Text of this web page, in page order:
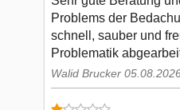
Problems der
schnell, sauber und
Problematik
Walid Brucker